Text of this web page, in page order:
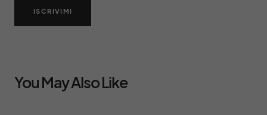
ISCRIVIMI
You May Also Like